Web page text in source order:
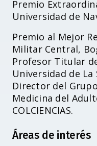
Premio
Universidad de
Premio al Mejor
Militar Central,
Profesor Titular
Universidad de La
Director del
Medicina del
COLCIENCIAS.
Áreas de interés